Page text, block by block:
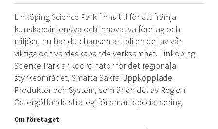
Global talent
Visual technologies
Shaping cities and regions
Bright East
East Sweden Tech Women
Reversed mentorship
Tech startups
Upscaling
Talent & skills
Startup & industry collaboration
Offers to boost your business
Funding opportunities
Our story, mission & vision
Our community of companies
Projects
Publications
Project toolbox
Our clusters
40 years anniversary
Today's lunch in Mjärdevi
Linköping Science Park finns till för att främja
kunskapsintensiva och innovativa företag och
miljöer, nu har du chansen att bli en del av vår
viktiga och värdeskapande verksamhet. Linköping
Science Park är koordinator för det regionala
styrkeområdet, Smarta Säkra Uppkopplade
Produkter och System, som är en del av Region
Östergötlands strategi för smart specialisering.
Om företaget